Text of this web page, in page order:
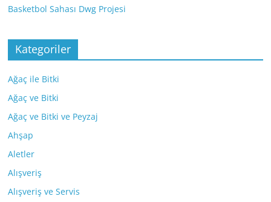
Basketbol Sahası Dwg Projesi
Kategoriler
Ağaç ile Bitki
Ağaç ve Bitki
Ağaç ve Bitki ve Peyzaj
Ahşap
Aletler
Alışveriş
Alışveriş ve Servis